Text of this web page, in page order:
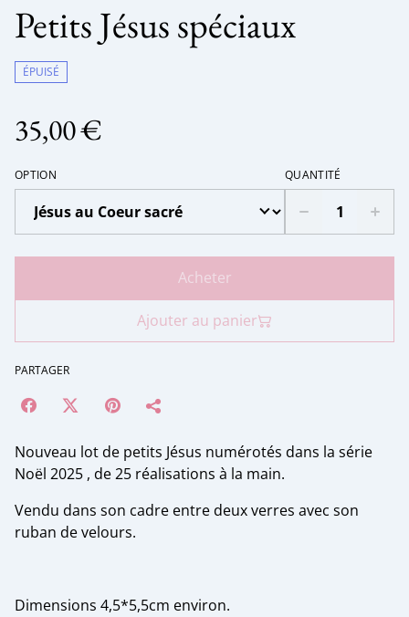
Petits Jésus spéciaux
ÉPUISÉ
35,00 €
OPTION QUANTITÉ
Acheter
Ajouter au panier
PARTAGER
Nouveau lot de petits Jésus numérotés dans la série
Noël 2025 , de 25 réalisations à la main.
Vendu dans son cadre entre deux verres avec son
ruban de velours.
Dimensions 4,5*5,5cm environ.